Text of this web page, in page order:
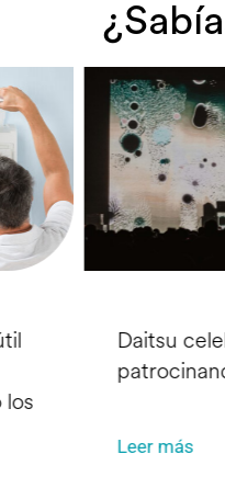
Daitsu
Leer más